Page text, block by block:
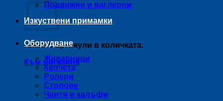
Нямате артикули в количката.
Към магазина
Подвижни и ваглерни
Изкуствени примамки
Оборудване
Живарници
Кепчета
Ролери
Столове
Чанти и калъфи